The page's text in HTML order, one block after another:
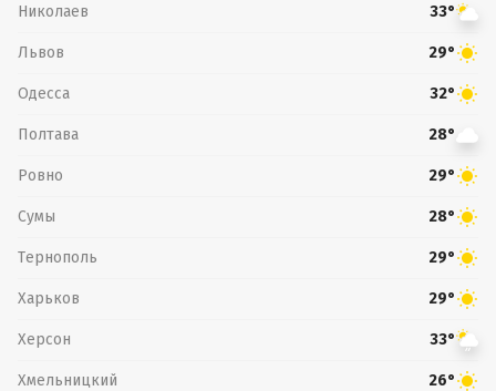
Николаев 33°
Львов 29°
Одесса 32°
Полтава 28°
Ровно 29°
Сумы 28°
Тернополь 29°
Харьков 29°
Херсон 33°
Хмельницкий 26°